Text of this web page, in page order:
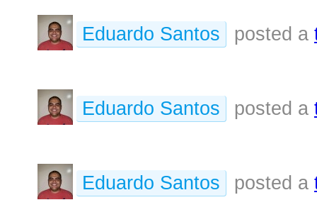
Eduardo Santos posted a
Eduardo Santos posted a
Eduardo Santos posted a